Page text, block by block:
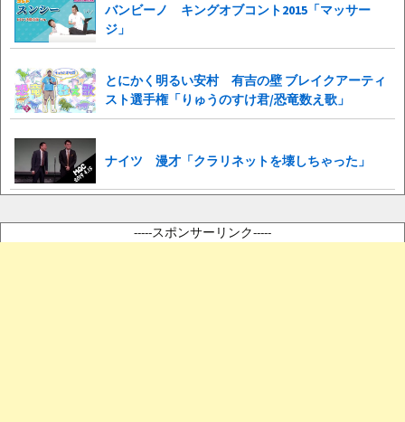
バンビーノ キングオブコント2015「マッサー
ジ」
とにかく明るい安村 有吉の壁 ブレイクアーティ
スト選手権「りゅうのすけ君/恐竜数え歌」
ナイツ 漫才「クラリネットを壊しちゃった」
-----スポンサーリンク-----